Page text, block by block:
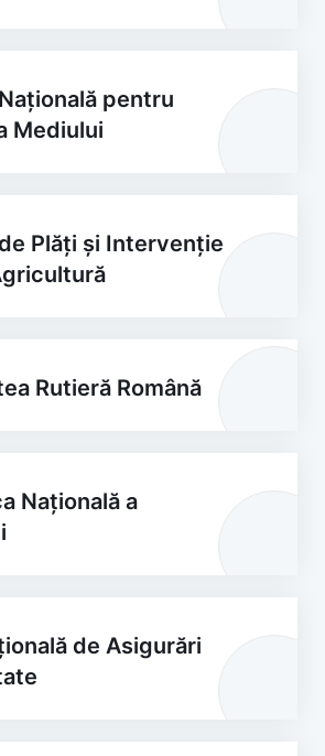
pentru
Mediului
Plăți și Intervenție
Rutieră Română
Națională a
de Asigurări